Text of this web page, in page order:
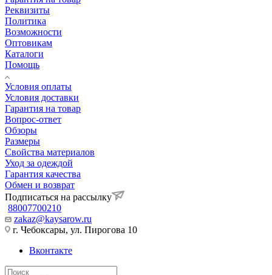
Реквизиты
Политика
Возможности
Оптовикам
Каталоги
Помощь
Условия оплаты
Условия доставки
Гарантия на товар
Вопрос-ответ
Обзоры
Размеры
Свойства материалов
Уход за одеждой
Гарантия качества
Обмен и возврат
Подписаться на рассылку
88007700210
zakaz@kaysarow.ru
г. Чебоксары, ул. Пирогова 10
Вконтакте